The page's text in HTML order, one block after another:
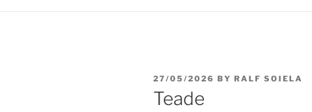
POSTED
ON
27/05/2026 BY RALF SOIELA
Teade